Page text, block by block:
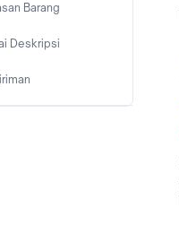
Barang
Deskripsi